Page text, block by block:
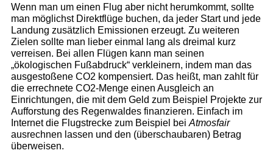
Nordrhein-Westfalen
Hessen & Rheinland-Pfalz
Süddeutschland
Europa
Polen
Spanien
VERLAG
Über uns
Wenn man um einen Flug aber nicht herumkommt, sollte
man möglichst Direktflüge buchen, da jeder Start und jede
Landung zusätzlich Emissionen erzeugt. Zu weiteren
Zielen sollte man lieber einmal lang als dreimal kurz
verreisen. Bei allen Flügen kann man seinen
„ökologischen Fußabdruck“ verkleinern, indem man das
ausgestoßene CO2 kompensiert. Das heißt, man zahlt für
die errechnete CO2-Menge einen Ausgleich an
Einrichtungen, die mit dem Geld zum Beispiel Projekte zur
Aufforstung des Regenwaldes finanzieren. Einfach im
Internet die Flugstrecke zum Beispiel bei Atmosfair
ausrechnen lassen und den (überschaubaren) Betrag
überweisen.